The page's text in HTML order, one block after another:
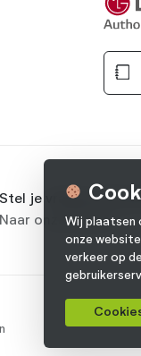
Stel je vraag op
Naar onze pagina
Wij plaatsen
onze
verkeer op